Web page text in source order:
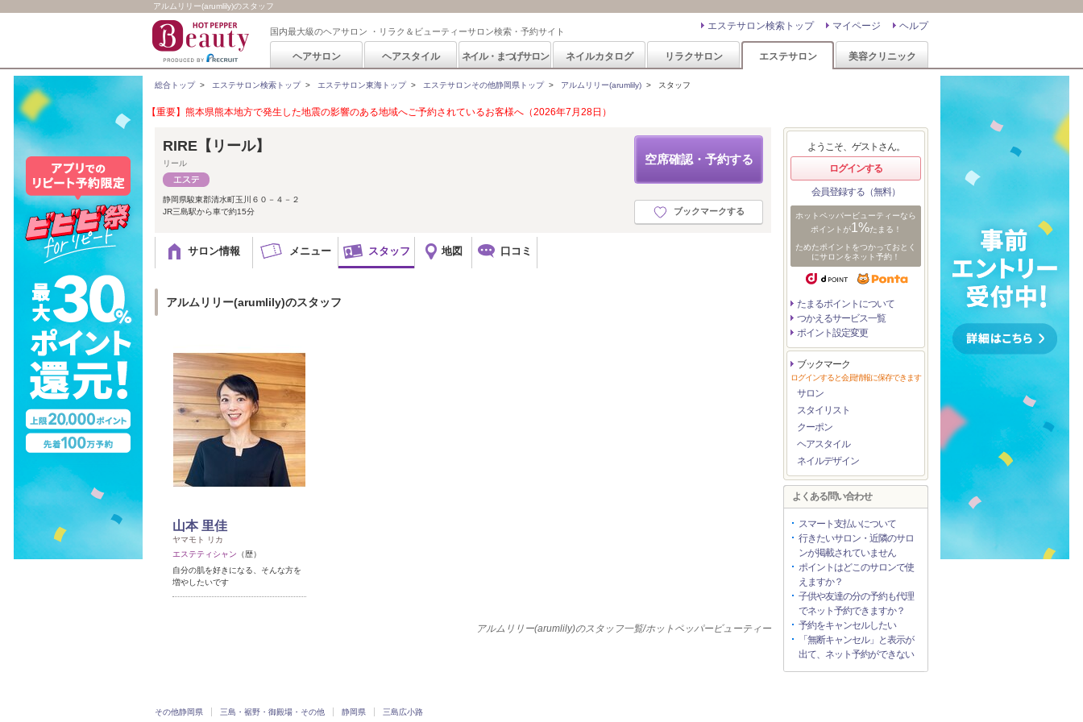
アルムリリー(arumlily)のスタッフ
国内最大級のヘアサロン ・リラク＆ビューティーサロン検索・予約サイト ヘルプ
マイページ
エステサロン検索トップ
ヘアサロン ヘアスタイル ネイル・まつげサロン ネイルカタログ リラクサロン エステサロン 美容クリニック
総合トップ> エステサロン検索トップ> エステサロン東海トップ> エステサロンその他静岡県トップ> アルムリリー(arumlily) > スタッフ
【重要】熊本県熊本地方で発生した地震の影響のある地域へご予約されているお客様へ（2026年7月28日）
空席確認・予約する
ブックマークする
RIRE【リール】
リール
静岡県駿東郡清水町玉川６０－４－２
JR三島駅から車で約15分
サロン情報 メニュー スタッフ 地図 口コミ
アルムリリー(arumlily)のスタッフ
山本 里佳
ヤマモト リカ
エステティシャン （歴）
自分の肌を好きになる、そんな方を
増やしたいです
アルムリリー(arumlily)のスタッフ一覧/ホットペッパービューティー
ようこそ、ゲストさん。
ログインする
会員登録する（無料）
ホットペッパービューティーなら
ポイントが1%たまる！
ためたポイントをつかっておとく
にサロンをネット予約！
たまるポイントについて
つかえるサービス一覧
ポイント設定変更
ブックマーク
ログインすると会員情報に保存できます
サロン
スタイリスト
クーポン
ヘアスタイル
ネイルデザイン
よくある問い合わせ
スマート支払いについて
行きたいサロン・近隣のサロ
ンが掲載されていません
ポイントはどこのサロンで使
えますか？
子供や友達の分の予約も代理
でネット予約できますか？
予約をキャンセルしたい
「無断キャンセル」と表示が
出て、ネット予約ができない
その他静岡県 三島・裾野・御殿場・その他 静岡県 三島広小路